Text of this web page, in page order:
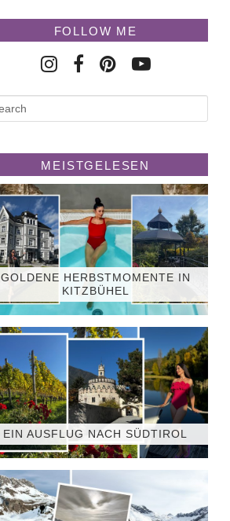
FOLLOW ME
MEISTGELESEN
GOLDENE HERBSTMOMENTE IN
KITZBÜHEL
EIN AUSFLUG NACH SÜDTIROL